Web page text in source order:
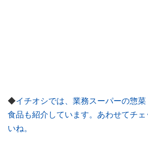
◆イチオシでは、業務スーパーの惣
食品も紹介しています。あわせてチ
いね。